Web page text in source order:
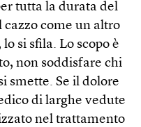
tutta la durata del
come un altro
si sfila. Lo scopo è
non soddisfare chi
smette. Se il dolore
di larghe vedute
nel trattamento